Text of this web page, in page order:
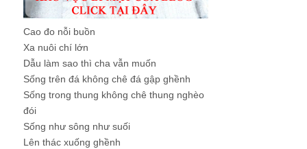
Cao đo nỗi buồn
Xa nuôi chí lớn
Dẫu làm sao thì cha vẫn muốn
Sống trên đá không chê đá gập ghềnh
Sống trong thung không chê thung nghèo
đói
Sống như sông như suối
Lên thác xuống ghềnh